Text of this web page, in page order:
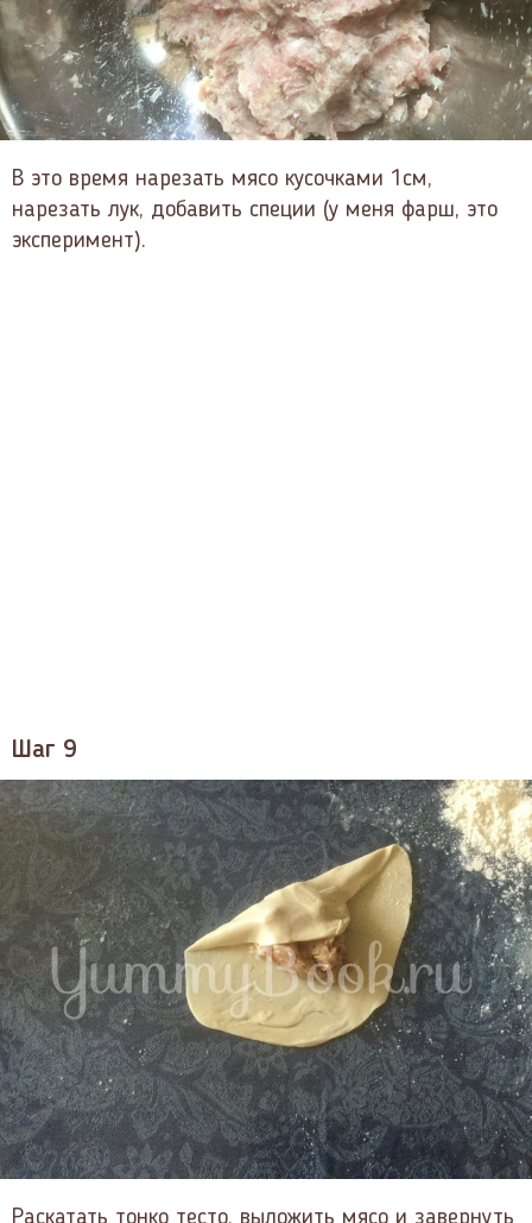
В это время нарезать мясо кусочками 1см,
нарезать лук, добавить специи (у меня фарш, это
эксперимент).
Шаг 9